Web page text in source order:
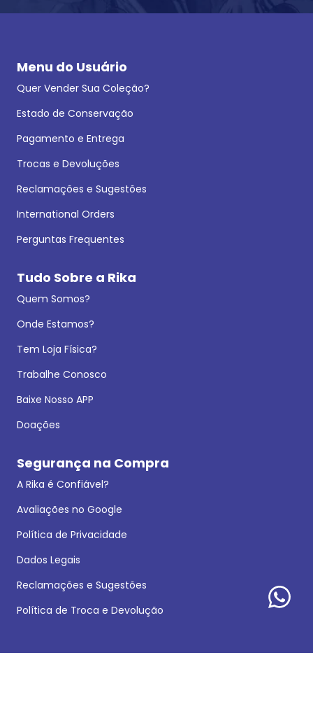
Menu do Usuário
Quer Vender Sua Coleção?
Estado de Conservação
Pagamento e Entrega
Trocas e Devoluções
Reclamações e Sugestões
International Orders
Perguntas Frequentes
Tudo Sobre a Rika
Quem Somos?
Onde Estamos?
Tem Loja Física?
Trabalhe Conosco
Baixe Nosso APP
Doações
Segurança na Compra
A Rika é Confiável?
Avaliações no Google
Política de Privacidade
Dados Legais
Reclamações e Sugestões
Política de Troca e Devolução